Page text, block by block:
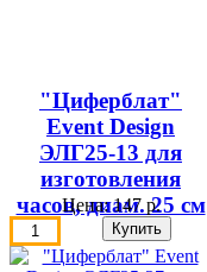
"Циферблат"
Event Design
ЭЛГ25-13 для
изготовления
часов, диам. 25 см
Цена:147 р.